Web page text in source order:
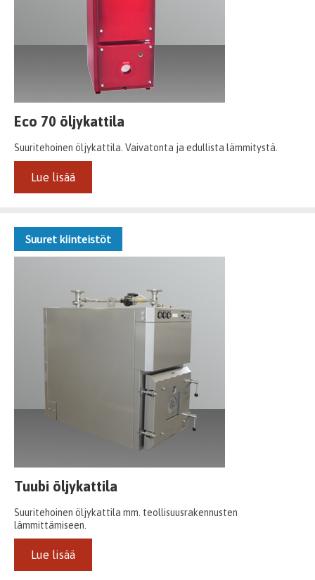
Eco 70 öljykattila
Suuritehoinen öljykattila. Vaivatonta ja edullista lämmitystä.
Lue lisää
Suuret kiinteistöt
Tuubi öljykattila
Suuritehoinen öljykattila mm. teollisuusrakennusten
lämmittämiseen.
Lue lisää